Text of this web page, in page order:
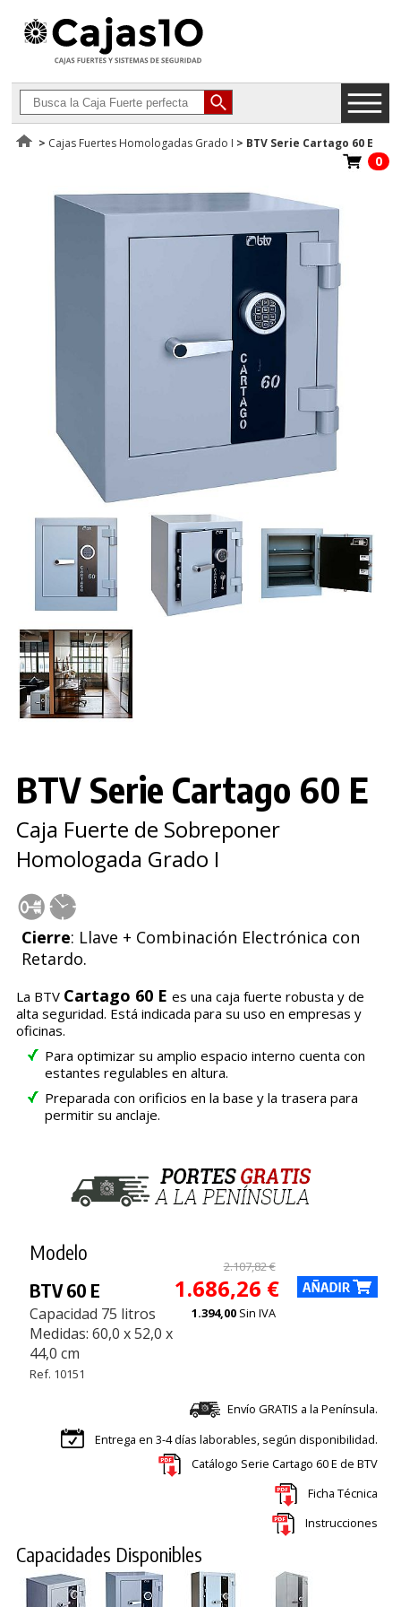
> Cajas Fuertes Homologadas Grado I > BTV Serie Cartago 60 E
0
BTV Serie Cartago 60 E
Caja Fuerte de Sobreponer
Homologada Grado I
Cierre: Llave + Combinación Electrónica con
Retardo.
La BTV Cartago 60 E es una caja fuerte robusta y de
alta seguridad. Está indicada para su uso en empresas y
oficinas.
Para optimizar su amplio espacio interno cuenta con
estantes regulables en altura.
Preparada con orificios en la base y la trasera para
permitir su anclaje.
Modelo
BTV 60 E
Capacidad 75 litros
Medidas: 60,0 x 52,0 x
44,0 cm
Ref. 10151
2.107,82 €
1.686,26 €
1.394,00 Sin IVA
Envío GRATIS a la Península.
Entrega en 3-4 días laborables, según disponibilidad.
Catálogo Serie Cartago 60 E de BTV
Ficha Técnica
Instrucciones
Capacidades Disponibles